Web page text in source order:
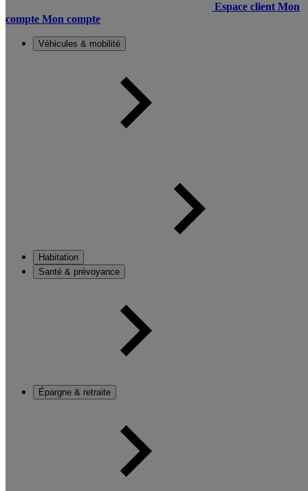
Espace client Mon
compte Mon compte
Véhicules & mobilité
Habitation
Santé & prévoyance
Épargne & retraite